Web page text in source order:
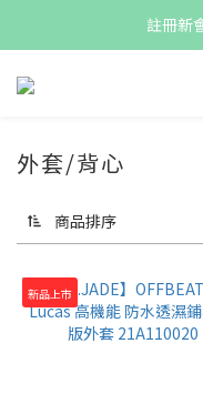
註冊新
註冊新
消費
外套/背心
商品排序
新品上市